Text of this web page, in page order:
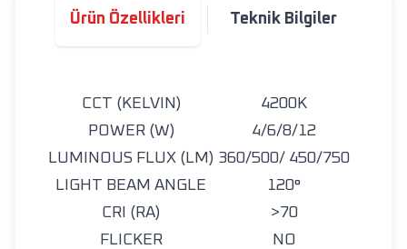
Ürün Özellikleri Teknik Bilgiler
CCT (KELVIN)
4200K
POWER (W)
4/6/8/12
LUMINOUS FLUX (LM) 360/500/ 450/750
LIGHT BEAM ANGLE
120°
CRI (RA)
>70
FLICKER
NO